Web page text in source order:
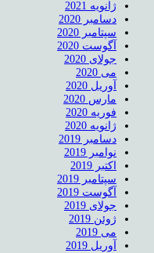
ژانویه 2021
دسامبر 2020
سپتامبر 2020
آگوست 2020
جولای 2020
می 2020
آوریل 2020
مارس 2020
فوریه 2020
ژانویه 2020
دسامبر 2019
نوامبر 2019
اکتبر 2019
سپتامبر 2019
آگوست 2019
جولای 2019
ژوئن 2019
می 2019
آوریل 2019